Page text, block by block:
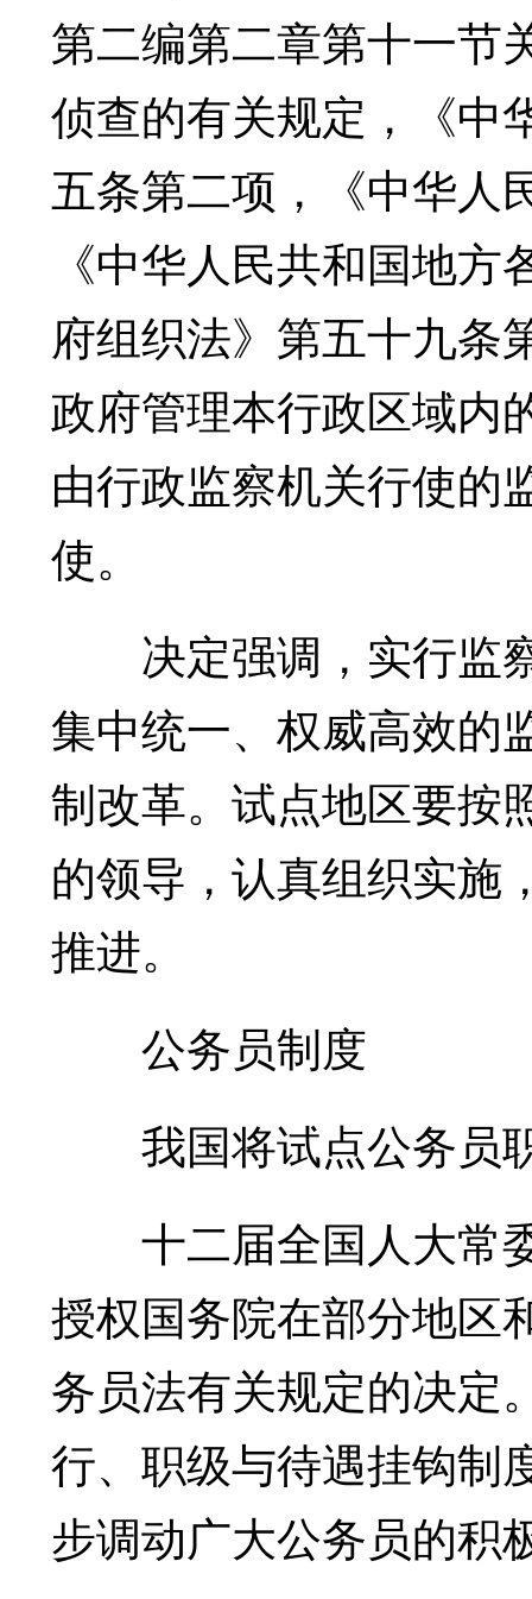
第二编第二章第十一节
侦查的有关规定，《中
五条第二项，《中华人
《中华人民共和国地
府组织法》第五十九条
政府管理本行政区域内
由行政监察机关行使的
使。
决定强调，实行监
集中统一、权威高效的
制改革。试点地区要按
的领导，认真组织实施
推进。
公务员制度
我国将试点公务员
十二届全国人大常
授权国务院在部分地区
务员法有关规定的决定
行、职级与待遇挂钩制
步调动广大公务员的积